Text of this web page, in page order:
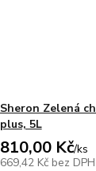
Sheron Zelená
plus, 5L
810,00 Kč/ks
669,42 Kč bez DPH